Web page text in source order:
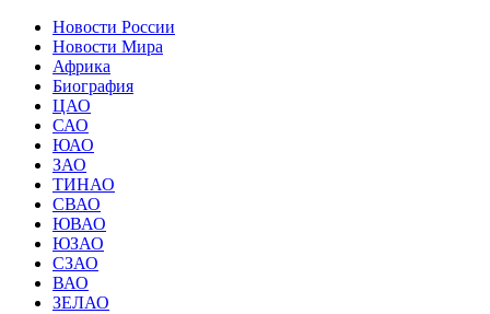
Новости России
Новости Мира
Африка
Биография
ЦАО
САО
ЮАО
ЗАО
ТИНАО
СВАО
ЮВАО
ЮЗАО
СЗАО
ВАО
ЗЕЛАО